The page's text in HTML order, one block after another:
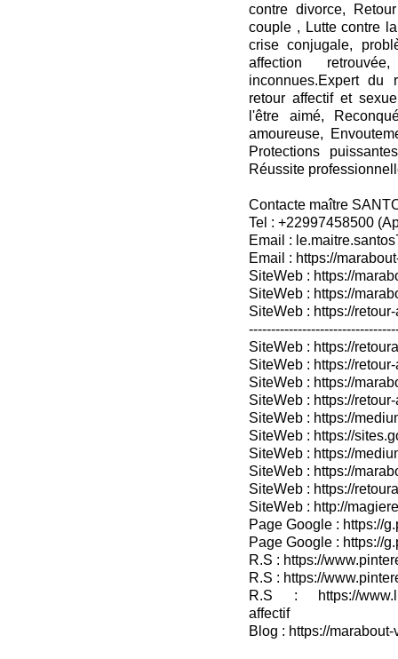
contre divorce,
couple , Lutte contre
crise conjugale,
affection
inconnues.Expert du
retour affectif et
l'être aimé,
amoureuse,
Protections
Réussite
Contacte maître
Tel : +22997458500
Email :
Email : https://
SiteWeb : https://
SiteWeb : https://
SiteWeb : https://
SiteWeb : https://
SiteWeb : https://
SiteWeb : https://
SiteWeb : https://
SiteWeb : https://
SiteWeb : https://
SiteWeb : https://
SiteWeb : https://
SiteWeb : https://
SiteWeb : http://
Page Google : https://
Page Google : https://
R.S : https://
R.S : https://
R.S : https://
affectif
Blog : https://